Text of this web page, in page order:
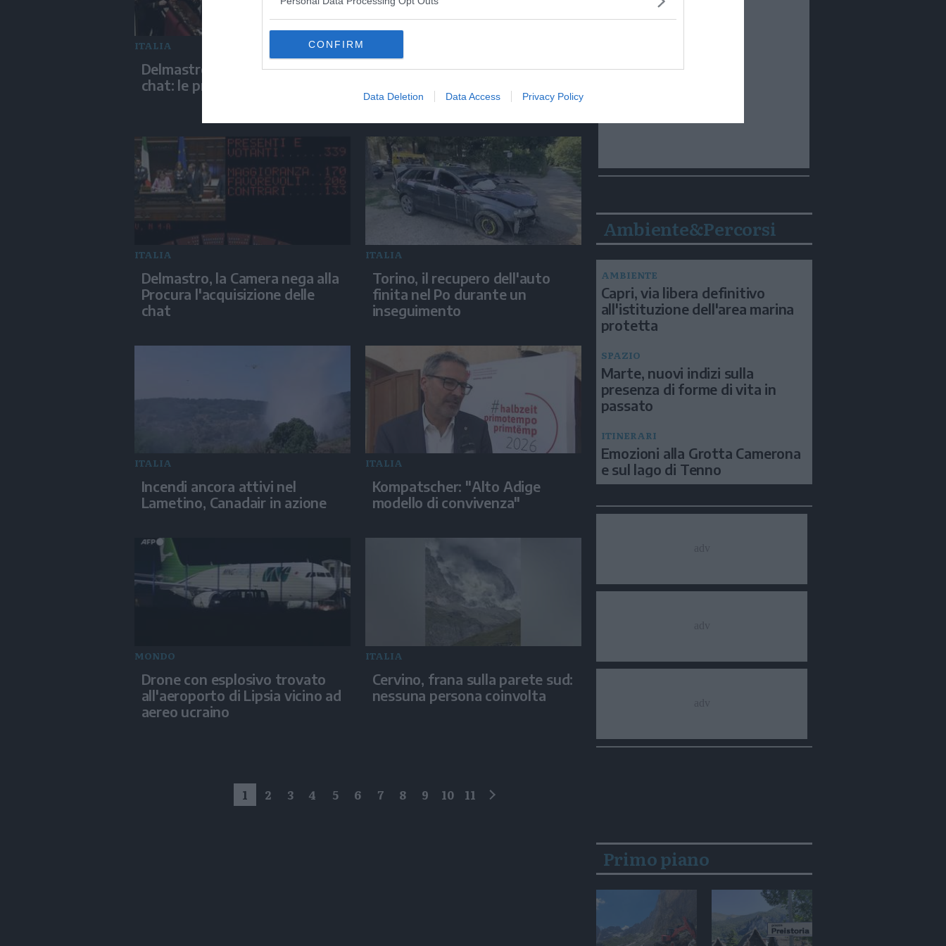
CONFIRM
Data Deletion Data Access Privacy Policy
ITALIA
Delmastro, negato l'uso delle
chat: le proteste di Avs e M5s
La serie tv "Ted Lasso" torna
calcio
ITALIA
Delmastro, la Camera nega alla
Procura l'acquisizione delle
chat
ITALIA
Torino, il recupero dell'auto
finita nel Po durante un
inseguimento
ITALIA
Incendi ancora attivi nel
Lametino, Canadair in azione
ITALIA
Kompatscher: "Alto Adige
modello di convivenza"
MONDO
Drone con esplosivo trovato
all'aeroporto di Lipsia vicino ad
aereo ucraino
ITALIA
Cervino, frana sulla parete sud:
nessuna persona coinvolta
1 2 3 4 5 6 7 8 9 10 11
Ambiente&Percorsi
AMBIENTE
Capri, via libera definitivo
all'istituzione dell'area marina
protetta
SPAZIO
Marte, nuovi indizi sulla
presenza di forme di vita in
passato
ITINERARI
Emozioni alla Grotta Camerona
e sul lago di Tenno
Primo piano